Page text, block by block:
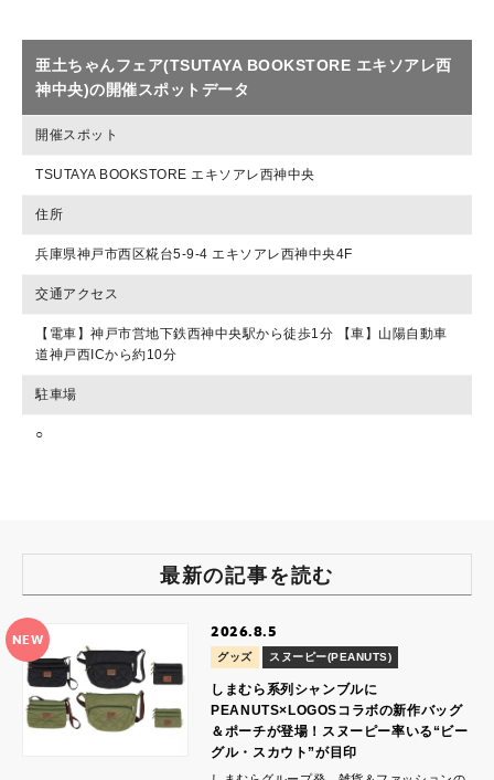
亜土ちゃんフェア(TSUTAYA BOOKSTORE エキソアレ西
神中央)の開催スポットデータ
開催スポット
TSUTAYA BOOKSTORE エキソアレ西神中央
住所
兵庫県神戸市西区糀台5-9-4 エキソアレ西神中央4F
交通アクセス
【電車】神戸市営地下鉄西神中央駅から徒歩1分 【車】山陽自動車
道神戸西ICから約10分
駐車場
○
最新の記事を読む
NEW 2026.8.5
グッズ スヌーピー(PEANUTS)
しまむら系列シャンブルに
PEANUTS×LOGOSコラボの新作バッグ
＆ポーチが登場！スヌーピー率いる“ビー
グル・スカウト”が目印